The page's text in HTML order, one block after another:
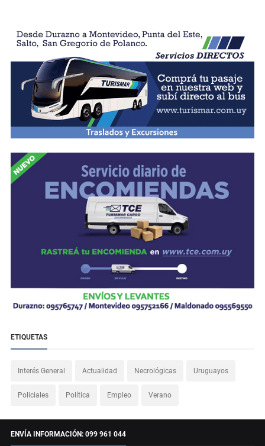
ETIQUETAS
Interés General Actualidad Necrológicas Uruguayos
Policiales Política Empleo Verano
ENVÍA INFORMACIÓN: 099 961 044